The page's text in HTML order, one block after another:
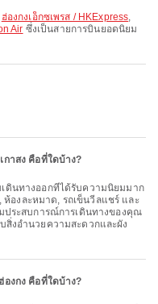
ฮ่องกงเอ็กซเพรส / HKExpress,
Air ซึ่งเป็นสายการบินยอดนิยม
าสง คือที่ใดบ้าง?
ดินทางออกที่ได้รับความนิยมมาก
ห้องละหมาด, รถเข็นวีลแชร์ และ
ประสบการณ์การเดินทางของคุณ
สิ่งอำนวยความสะดวกและผัง
งกง คือที่ใดบ้าง?